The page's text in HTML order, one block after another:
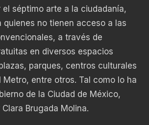
séptimo arte a la ciudadanía,
quienes no tienen acceso a las
a través de
en diversos espacios
parques, centros culturales
entre otros. Tal como lo ha
de la Ciudad de México,
Brugada Molina.